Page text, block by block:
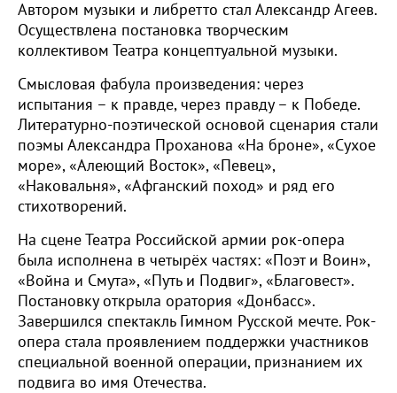
Автором музыки и либретто стал Александр Агеев.
Осуществлена постановка творческим
коллективом Театра концептуальной музыки.
Смысловая фабула произведения: через
испытания – к правде, через правду – к Победе.
Литературно-поэтической основой сценария стали
поэмы Александра Проханова «На броне», «Сухое
море», «Алеющий Восток», «Певец»,
«Наковальня», «Афганский поход» и ряд его
стихотворений.
На сцене Театра Российской армии рок-опера
была исполнена в четырёх частях: «Поэт и Воин»,
«Война и Смута», «Путь и Подвиг», «Благовест».
Постановку открыла оратория «Донбасс».
Завершился спектакль Гимном Русской мечте. Рок-
опера стала проявлением поддержки участников
специальной военной операции, признанием их
подвига во имя Отечества.